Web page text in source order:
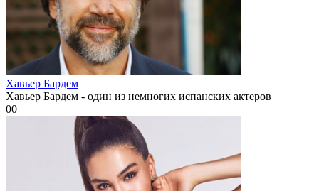
Хавьер Бардем
Хавьер Бардем - один из немногих испанских актеров
00